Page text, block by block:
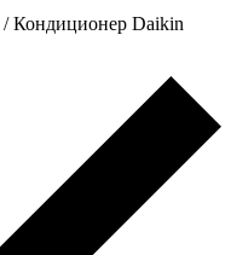
/ Кондиционер Daikin